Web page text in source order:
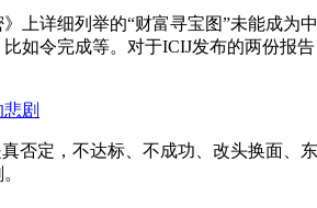
上详细列举的“财富寻宝图”未能成
如令完成等。对于ICIJ发布的两份报
剧
否定，不达标、不成功、改头换面、